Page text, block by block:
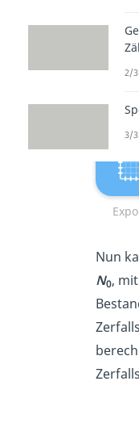
Nun
N0,
2/
3/